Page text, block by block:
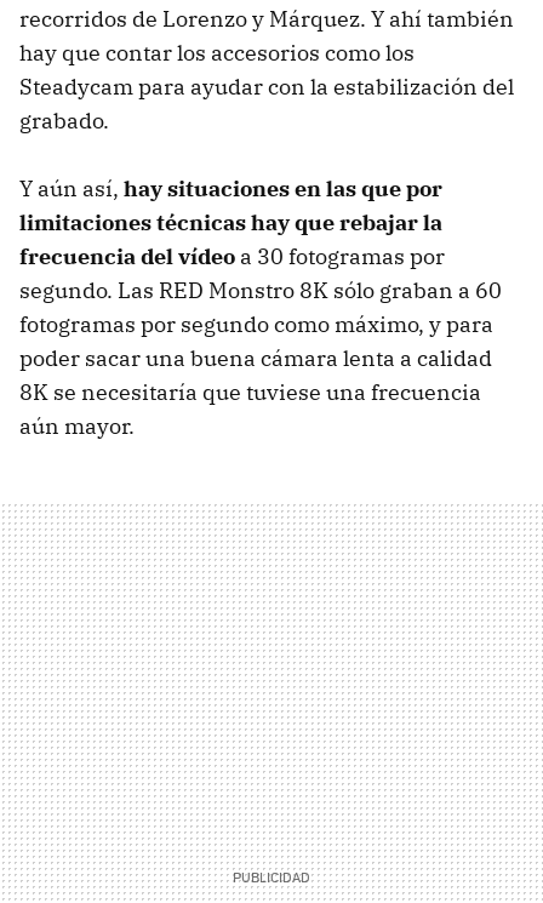
recorridos de Lorenzo y Márquez. Y ahí también
hay que contar los accesorios como los
Steadycam para ayudar con la estabilización del
grabado.
Y aún así, hay situaciones en las que por
limitaciones técnicas hay que rebajar la
frecuencia del vídeo a 30 fotogramas por
segundo. Las RED Monstro 8K sólo graban a 60
fotogramas por segundo como máximo, y para
poder sacar una buena cámara lenta a calidad
8K se necesitaría que tuviese una frecuencia
aún mayor.